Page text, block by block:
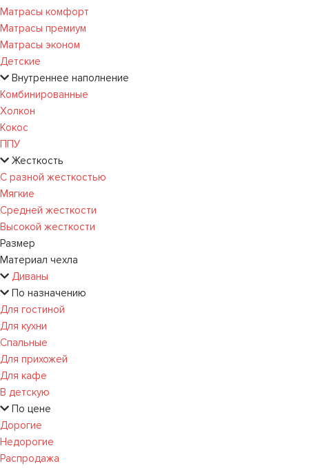
Матрасы комфорт
Матрасы премиум
Матрасы эконом
Детские
Внутреннее наполнение
Комбинированные
Холкон
Кокос
ППУ
Жесткость
С разной жесткостью
Мягкие
Средней жесткости
Высокой жесткости
Размер
Материал чехла
Диваны
По назначению
Для гостиной
Для кухни
Спальные
Для прихожей
Для кафе
В детскую
По цене
Дорогие
Недорогие
Распродажа